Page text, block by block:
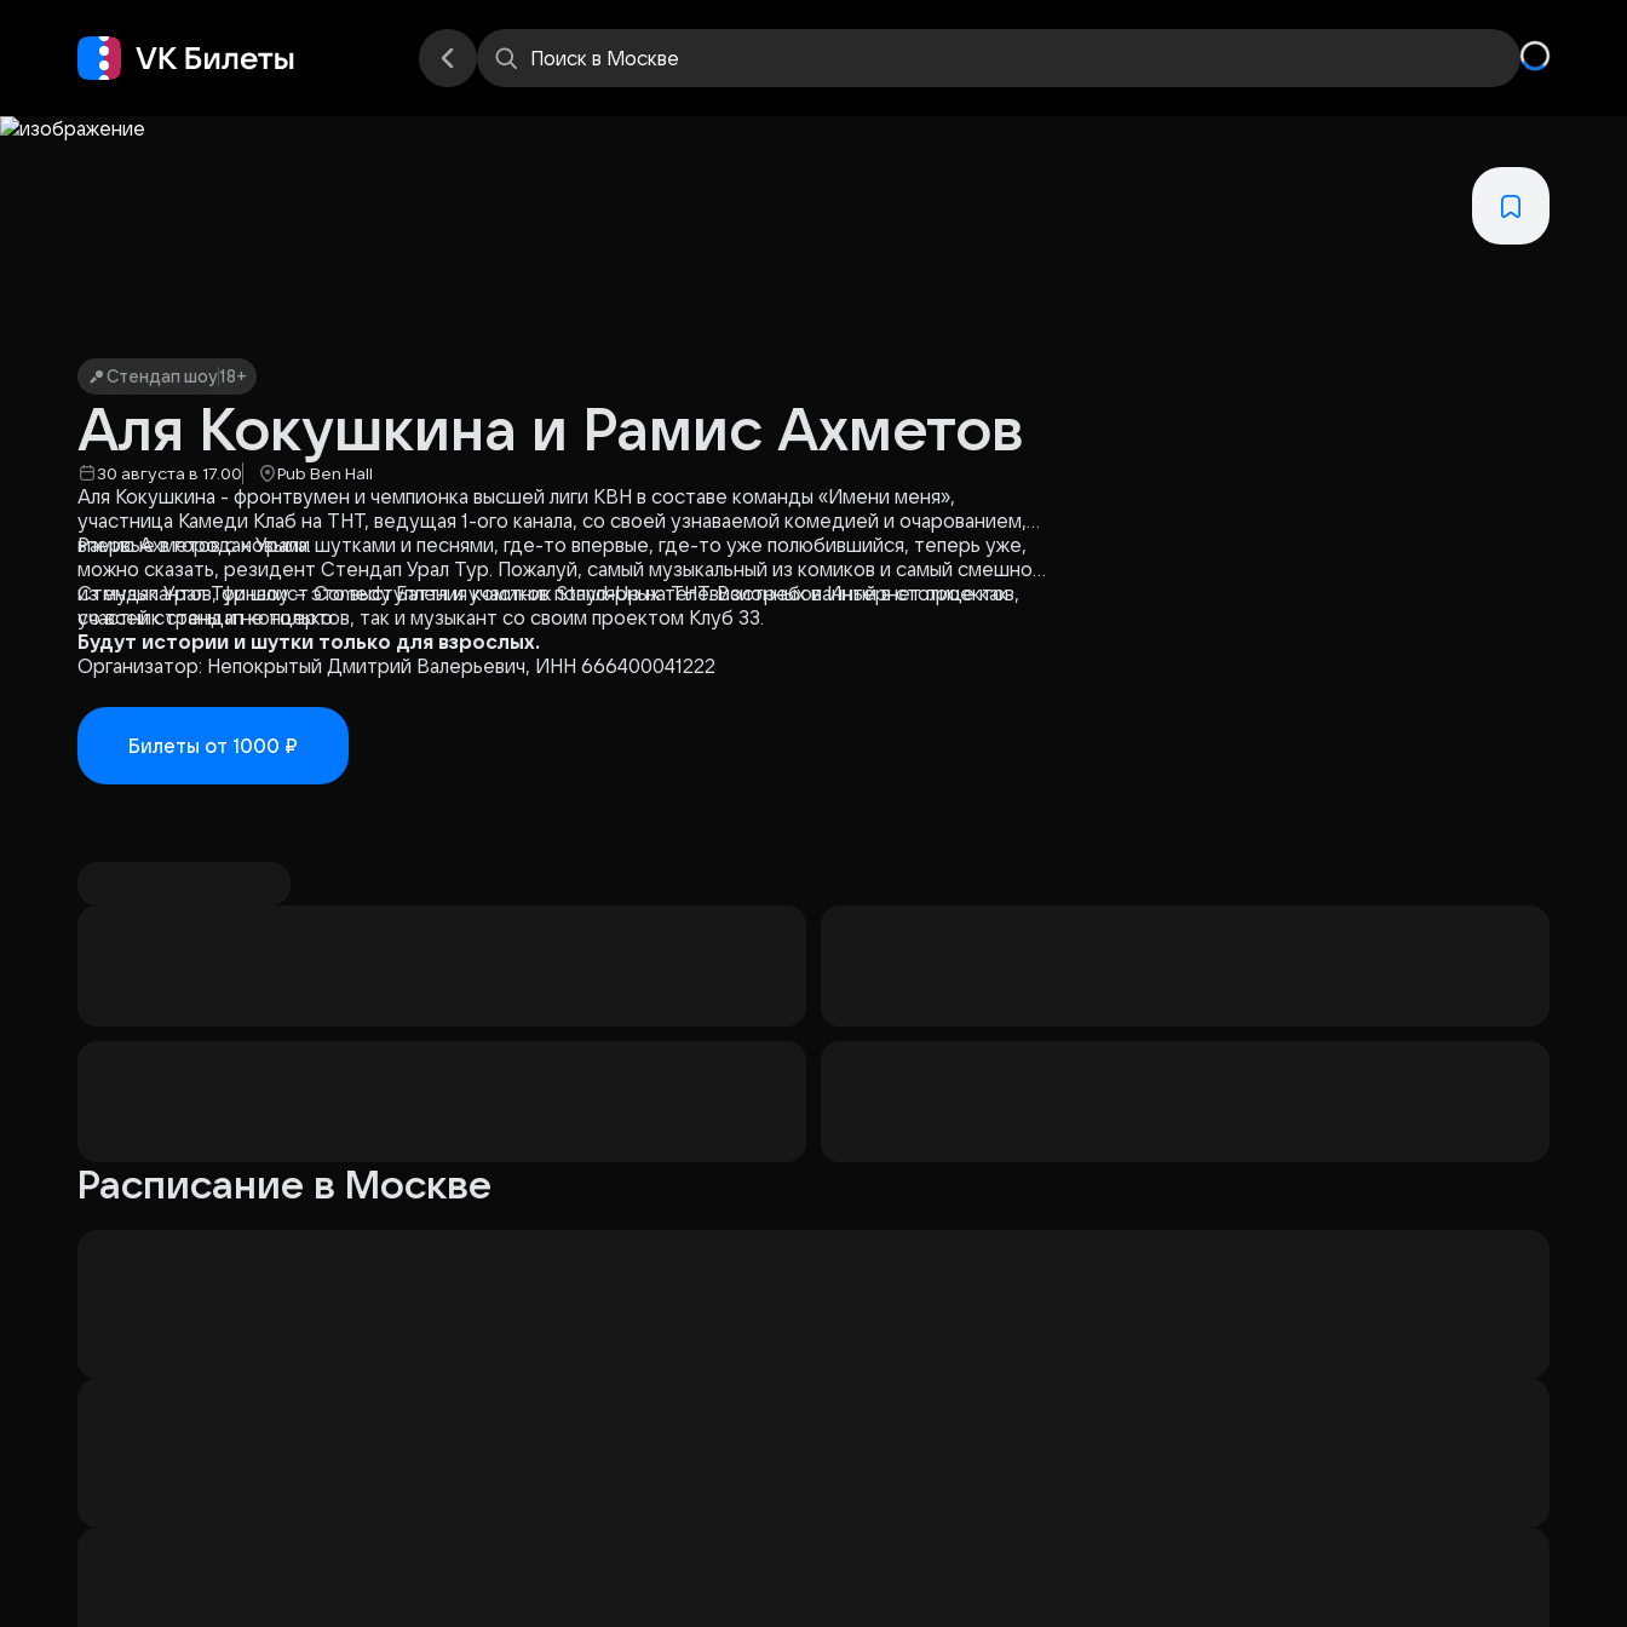
Поиск в Москве
Стендап шоу18+
Аля Кокушкина и Рамис Ахметов
30 августа в 17.00 Pub Ben Hall
Аля Кокушкина - фронтвумен и чемпионка высшей лиги КВН в составе команды «Имени меня»,
участница Камеди Клаб на ТНТ, ведущая 1-ого канала, со своей узнаваемой комедией и очарованием,
впервые в городах Урала.
Рамис Ахметов с новыми шутками и песнями, где-то впервые, где-то уже полюбившийся, теперь уже,
можно сказать, резидент Стендап Урал Тур. Пожалуй, самый музыкальный из комиков и самый смешной
из музыкантов, финалист Comedy Баттл и участник Stand-Up на ТНТ. Востребованный в столице как
участник стендап концертов, так и музыкант со своим проектом Клуб 33.
Стендап Урал Тур шоу – это выступления комиков популярных телевизионных и Интернет проектов,
со всей страны и не только.
Будут истории и шутки только для взрослых.
Организатор: Непокрытый Дмитрий Валерьевич, ИНН 666400041222
Билеты от 1000 ₽
Расписание в Москве